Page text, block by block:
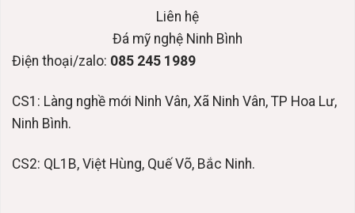
Liên hệ
Đá mỹ nghệ Ninh Bình
Điện thoại/zalo: 085 245 1989
CS1: Làng nghề mới Ninh Vân, Xã Ninh Vân, TP Hoa Lư,
Ninh Bình.
CS2: QL1B, Việt Hùng, Quế Võ, Bắc Ninh.